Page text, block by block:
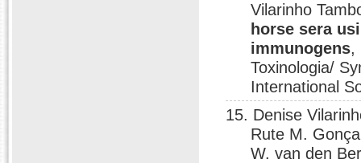
Vilarinho
horse sera
immunogens,
Toxinologia/
International
15. Denise
Rute M.
W. van den